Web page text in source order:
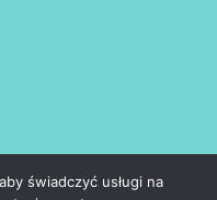
świadczyć usługi na